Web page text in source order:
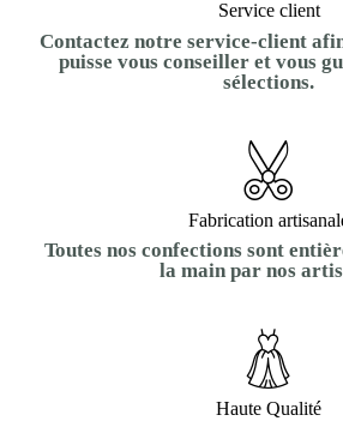
Service client
Contactez notre service-client
puisse vous conseiller et vous
sélections.
Fabrication
Toutes nos confections sont
la main par nos
Haute Qualité